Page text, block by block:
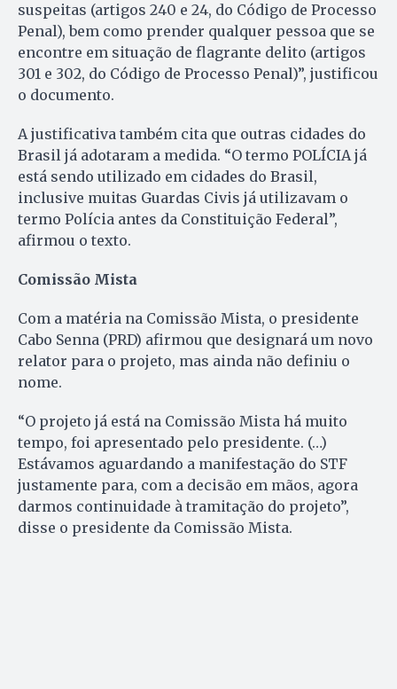
suspeitas (artigos 240 e 24, do Código de Processo
Penal), bem como prender qualquer pessoa que se
encontre em situação de flagrante delito (artigos
301 e 302, do Código de Processo Penal)”, justificou
o documento.
A justificativa também cita que outras cidades do
Brasil já adotaram a medida. “O termo POLÍCIA já
está sendo utilizado em cidades do Brasil,
inclusive muitas Guardas Civis já utilizavam o
termo Polícia antes da Constituição Federal”,
afirmou o texto.
Comissão Mista
Com a matéria na Comissão Mista, o presidente
Cabo Senna (PRD) afirmou que designará um novo
relator para o projeto, mas ainda não definiu o
nome.
“O projeto já está na Comissão Mista há muito
tempo, foi apresentado pelo presidente. (…)
Estávamos aguardando a manifestação do STF
justamente para, com a decisão em mãos, agora
darmos continuidade à tramitação do projeto”,
disse o presidente da Comissão Mista.